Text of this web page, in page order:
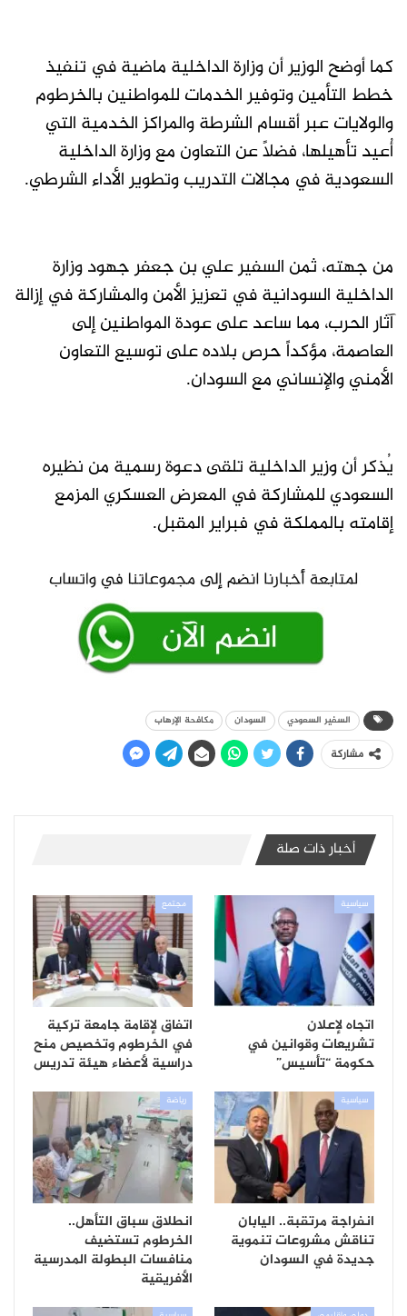
كما أوضح الوزير أن وزارة الداخلية ماضية في تنفيذ
خطط التأمين وتوفير الخدمات للمواطنين بالخرطوم
والولايات عبر أقسام الشرطة والمراكز الخدمية التي
أُعيد تأهيلها، فضلاً عن التعاون مع وزارة الداخلية
السعودية في مجالات التدريب وتطوير الأداء الشرطي.
من جهته، ثمن السفير علي بن جعفر جهود وزارة
الداخلية السودانية في تعزيز الأمن والمشاركة في إزالة
آثار الحرب، مما ساعد على عودة المواطنين إلى
العاصمة، مؤكداً حرص بلاده على توسيع التعاون
الأمني والإنساني مع السودان.
يُذكر أن وزير الداخلية تلقى دعوة رسمية من نظيره
السعودي للمشاركة في المعرض العسكري المزمع
إقامته بالمملكة في فبراير المقبل.
السفير السعودي السودان مكافحة الإرهاب
مشاركة
أخبار ذات صلة
سياسية
اتجاه لإعلان
تشريعات وقوانين في
حكومة “تأسيس”
مجتمع
اتفاق لإقامة جامعة تركية
في الخرطوم وتخصيص منح
دراسية لأعضاء هيئة تدريس
سياسية
انفراجة مرتقبة.. اليابان
تناقش مشروعات تنموية
جديدة في السودان
رياضة
انطلاق سباق التأهل..
الخرطوم تستضيف
منافسات البطولة المدرسية
الأفريقية